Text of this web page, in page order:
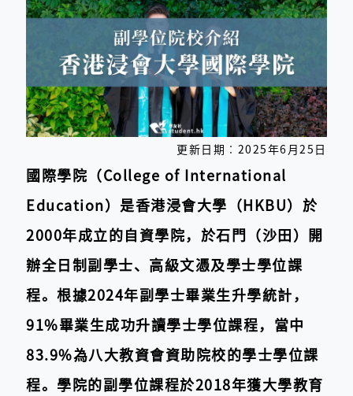
更新日期︰2025年6月25日
國際學院（College of International
Education）是香港浸會大學（HKBU）於
2000年成立的自資學院，於石門（沙田）開
辦全日制副學士、高級文憑及學士學位課
程。根據2024年副學士畢業生升學統計，
91%畢業生成功升讀學士學位課程，當中
83.9%為八大教資會資助院校的學士學位課
程。學院的副學位課程於2018年獲大學教育